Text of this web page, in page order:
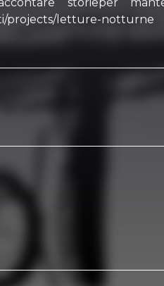
projects/letture-notturne